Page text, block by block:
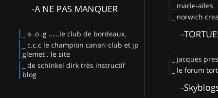
-A NE PAS MANQUER
_ a .o .g ……le club de bordeaux.
_ c.c.c le champion canari club et jp
glemet . le site
_ de schinkel dirk très instructif
blog
_ marie-ailes
_ norwich
-
_ jacques
_ le forum
-